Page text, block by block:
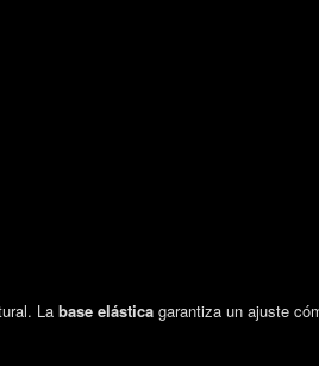
La base elástica garantiza un ajuste